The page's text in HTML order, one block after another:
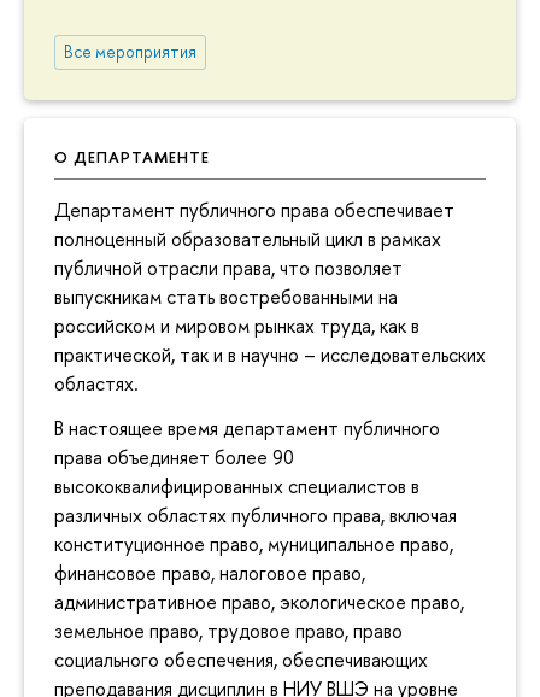
Все мероприятия
О ДЕПАРТАМЕНТЕ
Департамент публичного права обеспечивает
полноценный образовательный цикл в рамках
публичной отрасли права, что позволяет
выпускникам стать востребованными на
российском и мировом рынках труда, как в
практической, так и в научно – исследовательских
областях.
В настоящее время департамент публичного
права объединяет более 90
высококвалифицированных специалистов в
различных областях публичного права, включая
конституционное право, муниципальное право,
финансовое право, налоговое право,
административное право, экологическое право,
земельное право, трудовое право, право
социального обеспечения, обеспечивающих
преподавания дисциплин в НИУ ВШЭ на уровне